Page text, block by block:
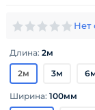
Нет
Длина: 2м
2м
3м
Ширина: 100мм